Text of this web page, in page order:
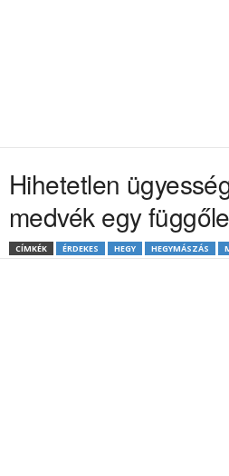
Hihetetlen
medvék egy
CÍMKÉK ÉRDEKES HEGY HEGYMÁSZÁS